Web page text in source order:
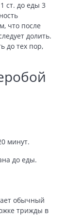
ст. до еды 3
что после
долить.
до тех пор,
минут.
до еды.
обычный
трижды в